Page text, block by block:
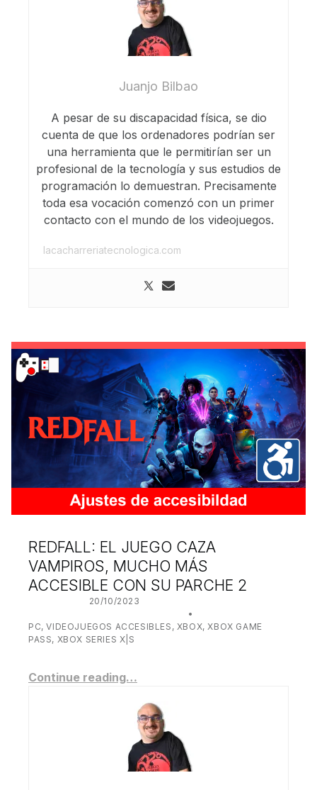
Juanjo Bilbao
A pesar de su discapacidad física, se dio
cuenta de que los ordenadores podrían ser
una herramienta que le permitirían ser un
profesional de la tecnología y sus estudios de
programación lo demuestran. Precisamente
toda esa vocación comenzó con un primer
contacto con el mundo de los videojuegos.
lacacharreriatecnologica.com
REDFALL: EL JUEGO CAZA
VAMPIROS, MUCHO MÁS
ACCESIBLE CON SU PARCHE 2
20/10/2023
PC,VIDEOJUEGOS ACCESIBLES , XBOX, XBOX GAME
PASS, XBOX SERIES X|S
Continue reading…